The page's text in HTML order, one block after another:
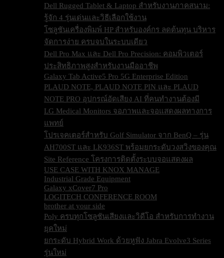
Dell Rugged Tablet & Laptop สำหรับงานภาคสนาม:
รู้จัก 4 รุ่นเด่นและวิธีเลือกใช้งาน
โซลูชันเครื่องพิมพ์ HP สำหรับองค์กร ลดต้นทุน บริหาร
จัดการง่าย ครบจบในระบบเดียว
Dell Pro Max และ Dell Pro Precision: คอมพิวเตอร์
ประสิทธิภาพสูงสำหรับงานมืออาชีพ
Galaxy Tab Active5 Pro 5G Enterprise Edition
PLAUD NOTE, PLAUD NOTE PIN และ PLAUD
NOTE PRO อุปกรณ์อัดเสียง AI ที่คนทำงานต้องมี
LG Medical Monitors จอภาพและจอแสดงผลทางการ
แพทย์
โปรเจคเตอร์สำหรับ Golf Simulator จาก BenQ – รุ่น
AH700ST และ LK936ST พร้อมยกระดับวงสวิงของคุณ
Site Reference โครงการติดตั้งระบบจอแสดงผล
USE CASE WITH KNOX MANAGE
Industrial Grade Equipment
Galaxy xCover7 Pro
LOGITECH CONFERENCE ROOM
brother at your side
Poly ครบทุกโซลูชันเสียงและวิดีโอ สำหรับการทำงาน
ยุคใหม่
ยกระดับ Hybrid Work ด้วยหูฟัง Jabra Evolve3 Series
รุ่นใหม่